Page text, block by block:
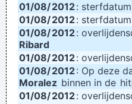
01/08/2012: sterfdatum
01/08/2012: sterfdatum
01/08/2012:
Ribard
01/08/2012:
01/08/2012: Op deze
Moralez binnen in de
01/08/2012: